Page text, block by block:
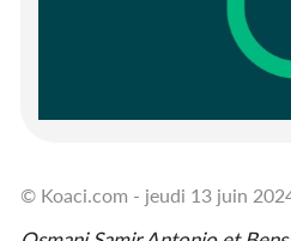
© Koaci.com - jeudi 13 juin